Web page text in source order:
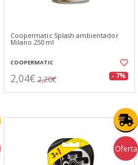
Coopermatic Splash ambientador
Milano 250ml
COOPERMATIC
2,04€ 2,20€ - 7%
Oferta